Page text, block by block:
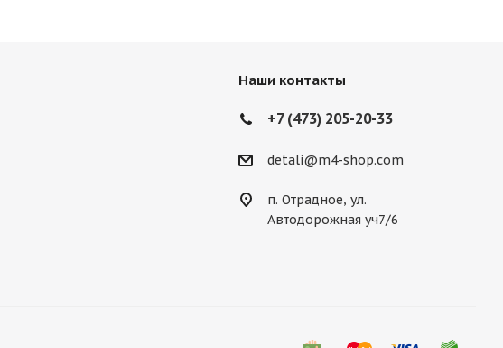
Наши контакты
+7 (473) 205-20-33
detali@m4-shop.com
п. Отрадное, ул.
Автодорожная уч7/6